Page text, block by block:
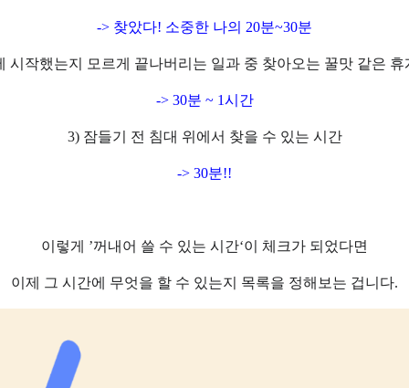
-> 찾았다! 소중한 나의 20분~30분
시작했는지 모르게 끝나버리는 일과 중 찾아오는 꿀맛 같은 휴
-> 30분 ~ 1시간
3) 잠들기 전 침대 위에서 찾을 수 있는 시간
-> 30분!!
이렇게 ’꺼내어 쓸 수 있는 시간‘이 체크가 되었다면
이제 그 시간에 무엇을 할 수 있는지 목록을 정해보는 겁니다.